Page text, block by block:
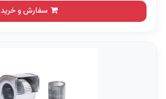
سفارش و خرید